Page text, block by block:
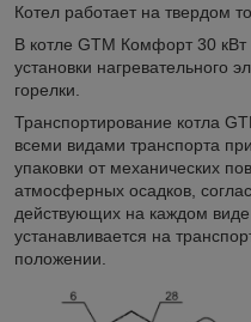
Котел работает на твердом
В котле GTM Комфорт 30
установки нагревательного
горелки.
Транспортирование котла
всеми видами транспорта
упаковки от механических
атмосферных осадков,
действующих на каждом виде
устанавливается на
положении.